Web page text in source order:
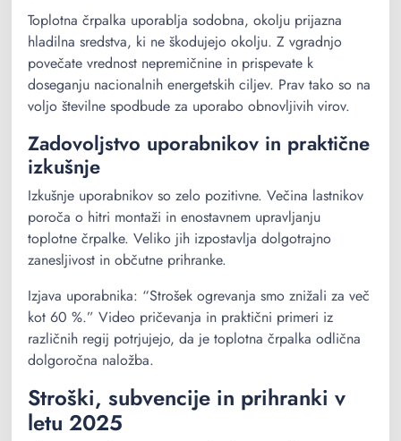
Toplotna črpalka uporablja sodobna, okolju prijazna
hladilna sredstva, ki ne škodujejo okolju. Z vgradnjo
povečate vrednost nepremičnine in prispevate k
doseganju nacionalnih energetskih ciljev. Prav tako so na
voljo številne spodbude za uporabo obnovljivih virov.
Zadovoljstvo uporabnikov in praktične
izkušnje
Izkušnje uporabnikov so zelo pozitivne. Večina lastnikov
poroča o hitri montaži in enostavnem upravljanju
toplotne črpalke. Veliko jih izpostavlja dolgotrajno
zanesljivost in občutne prihranke.
Izjava uporabnika: “Strošek ogrevanja smo znižali za več
kot 60 %.” Video pričevanja in praktični primeri iz
različnih regij potrjujejo, da je toplotna črpalka odlična
dolgoročna naložba.
Stroški, subvencije in prihranki v
letu 2025